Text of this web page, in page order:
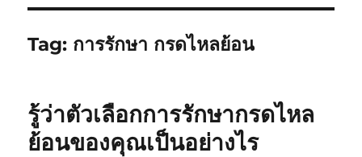
Tag: การรักษา กรดไหลย้อน
รู้ว่าตัวเลือกการรักษากรดไหล
ย้อนของคุณเป็นอย่างไร